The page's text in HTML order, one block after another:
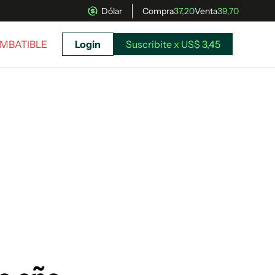
Dólar Compra37,20Venta39,70
Login Suscribite x US$ 3,45